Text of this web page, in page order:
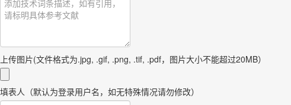
上传图片(文件格式为.jpg, .gif, .png, .tif, .pdf，图片大小不能超过20MB）
填表人（默认为登录用户名，如无特殊情况请勿修改）